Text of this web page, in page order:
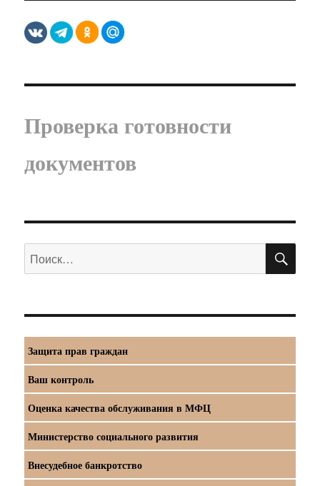
Проверка готовности
документов
Искать:
Защита прав граждан
Ваш контроль
Оценка качества обслуживания в МФЦ
Министерство социального развития
Внесудебное банкротство